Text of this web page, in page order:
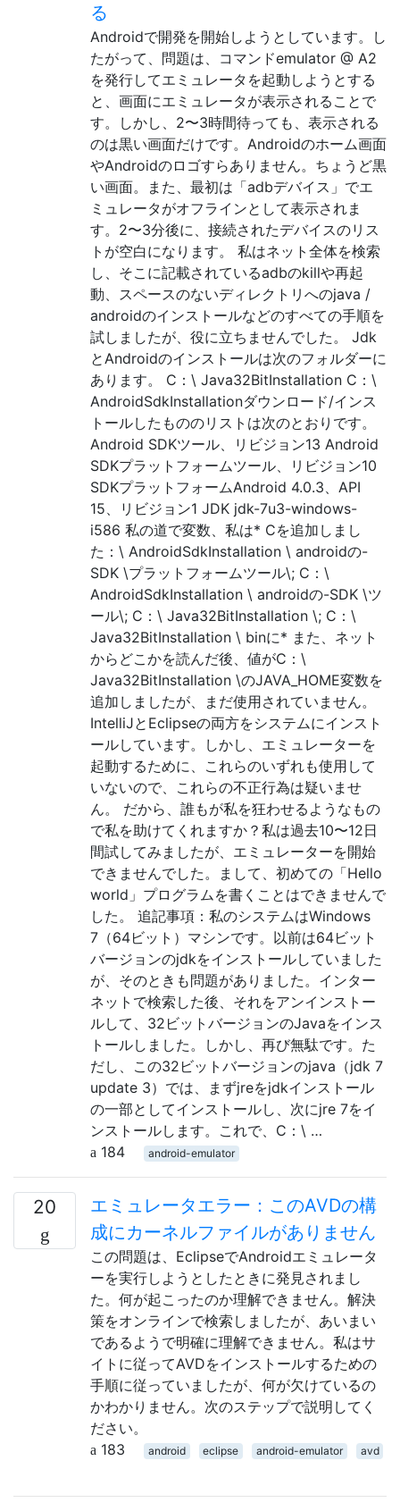
る
Androidで開発を開始しようとしています。し
たがって、問題は、コマンドemulator @ A2
を発行してエミュレータを起動しようとする
と、画面にエミュレータが表示されることで
す。しかし、2〜3時間待っても、表示される
のは黒い画面だけです。Androidのホーム画面
やAndroidのロゴすらありません。ちょうど黒
い画面。また、最初は「adbデバイス」でエ
ミュレータがオフラインとして表示されま
す。2〜3分後に、接続されたデバイスのリス
トが空白になります。 私はネット全体を検索
し、そこに記載されているadbのkillや再起
動、スペースのないディレクトリへのjava /
androidのインストールなどのすべての手順を
試しましたが、役に立ちませんでした。 Jdk
とAndroidのインストールは次のフォルダーに
あります。 C：\ Java32BitInstallation C：\
AndroidSdkInstallationダウンロード/インス
トールしたもののリストは次のとおりです。
Android SDKツール、リビジョン13 Android
SDKプラットフォームツール、リビジョン10
SDKプラットフォームAndroid 4.0.3、API
15、リビジョン1 JDK jdk-7u3-windows-
i586 私の道で変数、私は* Cを追加しまし
た：\ AndroidSdkInstallation \ androidの-
SDK \プラットフォームツール\; C：\
AndroidSdkInstallation \ androidの-SDK \ツ
ール\; C：\ Java32BitInstallation \; C：\
Java32BitInstallation \ binに* また、ネット
からどこかを読んだ後、値がC：\
Java32BitInstallation \のJAVA_HOME変数を
追加しましたが、まだ使用されていません。
IntelliJとEclipseの両方をシステムにインスト
ールしています。しかし、エミュレーターを
起動するために、これらのいずれも使用して
いないので、これらの不正行為は疑いませ
ん。 だから、誰もが私を狂わせるようなもの
で私を助けてくれますか？私は過去10〜12日
間試してみましたが、エミュレーターを開始
できませんでした。まして、初めての「Hello
world」プログラムを書くことはできませんで
した。 追記事項：私のシステムはWindows
7（64ビット）マシンです。以前は64ビット
バージョンのjdkをインストールしていました
が、そのときも問題がありました。インター
ネットで検索した後、それをアンインストー
ルして、32ビットバージョンのJavaをインス
トールしました。しかし、再び無駄です。た
だし、この32ビットバージョンのjava（jdk 7
update 3）では、まずjreをjdkインストール
の一部としてインストールし、次にjre 7をイ
ンストールします。これで、C：\ …
184
android-emulator
20
エミュレータエラー：このAVDの構
成にカーネルファイルがありません
この問題は、EclipseでAndroidエミュレータ
ーを実行しようとしたときに発見されまし
た。何が起こったのか理解できません。解決
策をオンラインで検索しましたが、あいまい
であるようで明確に理解できません。私はサ
イトに従ってAVDをインストールするための
手順に従っていましたが、何が欠けているの
かわかりません。次のステップで説明してく
ださい。
183
android eclipse android-emulator avd